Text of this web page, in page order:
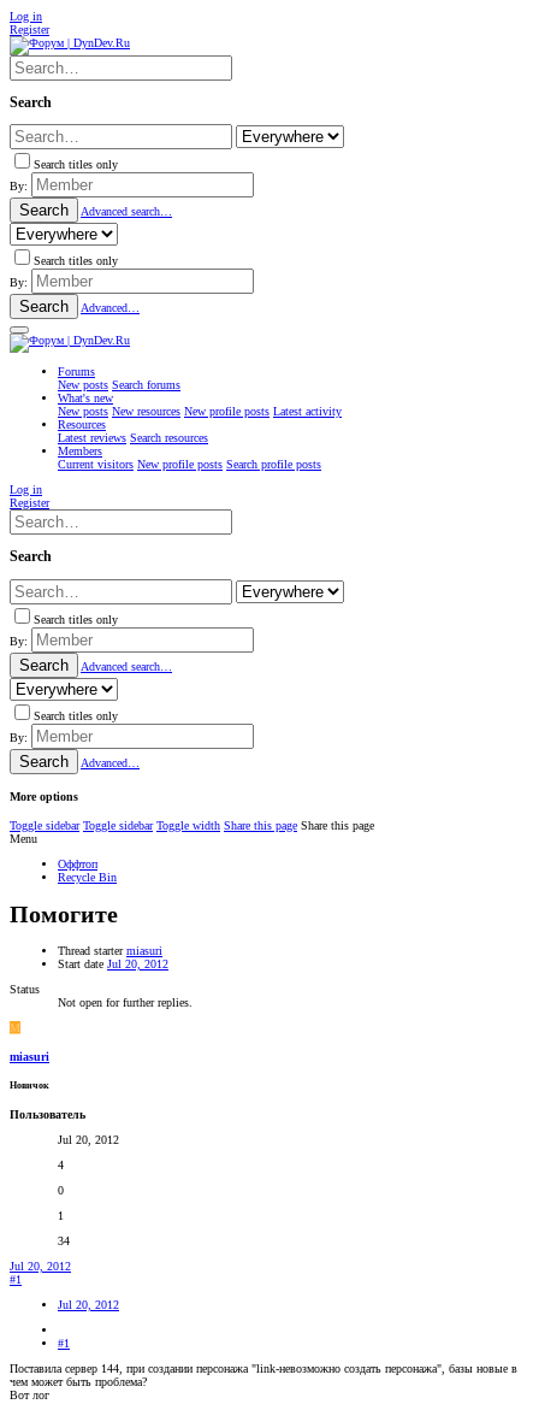
Log in
Register
Search
Search titles only
By:
Search Advanced search…
Search titles only
By:
Search Advanced…
Forums
New posts Search forums
What's new
New posts New resources New profile posts Latest activity
Resources
Latest reviews Search resources
Members
Current visitors New profile posts Search profile posts
Log in
Register
Search
Search titles only
By:
Search Advanced search…
Search titles only
By:
Search Advanced…
More options
Toggle sidebar Toggle sidebar Toggle width Share this page Share this page
Menu
Оффтоп
Recycle Bin
Помогите
Thread starter miasuri
Start date Jul 20, 2012
Status
Not open for further replies.
M
miasuri
Новичок
Пользователь
Jul 20, 2012
4
0
1
34
Jul 20, 2012
#1
Jul 20, 2012
#1
Поставила сервер 144, при создании персонажа "link-невозможно создать персонажа", базы новые в
чем может быть проблема?
Вот лог